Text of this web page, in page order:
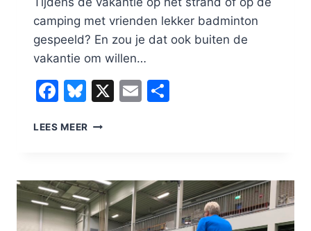
camping met vrienden lekker badminton
gespeeld? En zou je dat ook buiten de
vakantie om willen…
Facebook
Bluesky
X Email
LEES MEER TERUG
DAN?